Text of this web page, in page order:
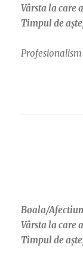
Vârsta la care
Timpul de
Boala/
Vârsta la care
Timpul de